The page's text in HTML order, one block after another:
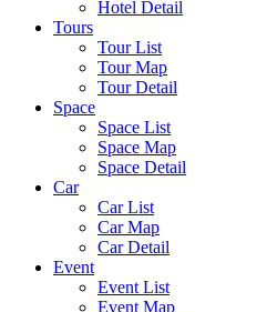
Hotel Detail
Tours
Tour List
Tour Map
Tour Detail
Space
Space List
Space Map
Space Detail
Car
Car List
Car Map
Car Detail
Event
Event List
Event Map